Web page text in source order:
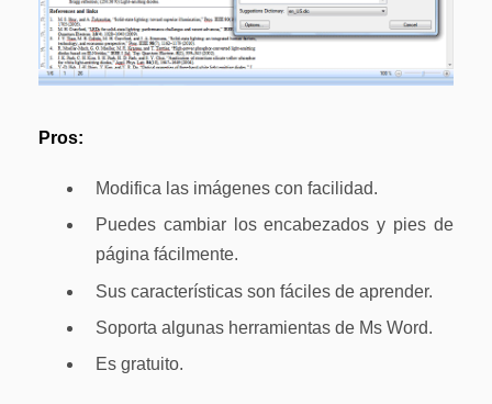
Pros:
Modifica las imágenes con facilidad.
Puedes cambiar los encabezados y pies de
página fácilmente.
Sus características son fáciles de aprender.
Soporta algunas herramientas de Ms Word.
Es gratuito.